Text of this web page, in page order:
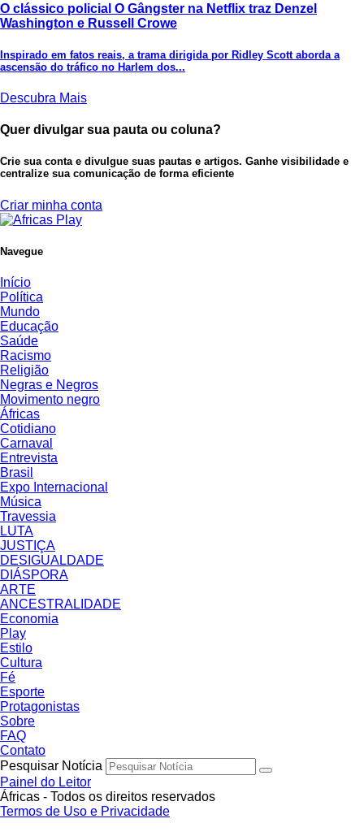
O clássico policial O Gângster na Netflix traz Denzel
Washington e Russell Crowe
Inspirado em fatos reais, a trama dirigida por Ridley Scott aborda a
ascensão do tráfico no Harlem dos...
Descubra Mais
Quer divulgar sua pauta ou coluna?
Crie sua conta e divulgue suas pautas e artigos. Ganhe visibilidade e
centralize sua comunicação de forma eficiente
Criar minha conta
Navegue
Início
Política
Mundo
Educação
Saúde
Racismo
Religião
Negras e Negros
Movimento negro
Áfricas
Cotidiano
Carnaval
Entrevista
Brasil
Expo Internacional
Música
Travessia
LUTA
JUSTIÇA
DESIGUALDADE
DIÁSPORA
ARTE
ANCESTRALIDADE
Economia
Play
Estilo
Cultura
Fé
Esporte
Protagonistas
Sobre
FAQ
Contato
Pesquisar Notícia
Painel do Leitor
Áfricas - Todos os direitos reservados
Termos de Uso e Privacidade